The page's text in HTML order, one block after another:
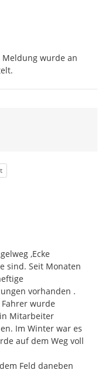
wurde an
,Ecke
sind. Seit Monaten
vorhanden .
wurde
Mitarbeiter
Im Winter war es
auf dem Weg voll
Feld daneben